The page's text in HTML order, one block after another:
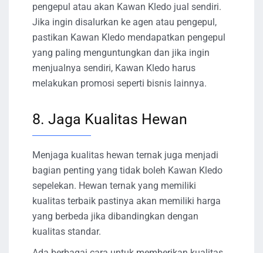
pengepul atau akan Kawan Kledo jual sendiri.
Jika ingin disalurkan ke agen atau pengepul,
pastikan Kawan Kledo mendapatkan pengepul
yang paling menguntungkan dan jika ingin
menjualnya sendiri, Kawan Kledo harus
melakukan promosi seperti bisnis lainnya.
8. Jaga Kualitas Hewan
Menjaga kualitas hewan ternak juga menjadi
bagian penting yang tidak boleh Kawan Kledo
sepelekan. Hewan ternak yang memiliki
kualitas terbaik pastinya akan memiliki harga
yang berbeda jika dibandingkan dengan
kualitas standar.